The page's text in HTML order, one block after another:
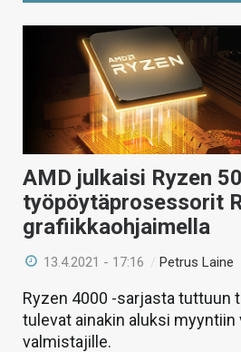
AMD julkaisi Ryzen
työpöytäprosessorit
grafiikkaohjaimella
13.4.2021 - 17:16 /Petrus Laine
Ryzen 4000 -sarjasta tuttuun
tulevat ainakin aluksi myyntiin
valmistajille.